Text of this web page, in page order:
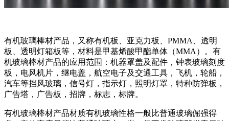
有机玻璃棒材产品，又称有机板、亚克力板、PMMA、透明
板、透明灯箱板等，材料是甲基烯酸甲酯单体（MMA）。有
机玻璃棒材产品的应用范围：机器罩盖及配件，钟表玻璃刻度
板，电风机片，继电盖，航空电子及交通工具，飞机，轮船，
汽车等挡风玻璃，信号灯，指示灯，照明灯罩，特种防弹板，
广告塔，广告板，招牌，标志，标牌。
有机玻璃棒材产品材质有机玻璃性格一般比普通玻璃倔强得